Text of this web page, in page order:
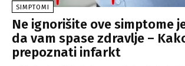
SIMPTOMI
Ne ignorišite ove simptome
da vam spase zdravlje –
prepoznati infarkt